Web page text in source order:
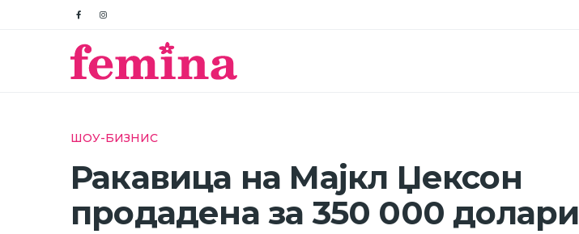
ШОУ-БИЗНИС
Ракавица на Мајкл Џексон
продадена за 350 000 долари